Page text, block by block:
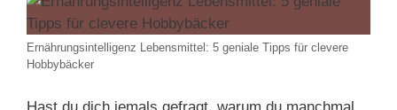
Ernährungsintelligenz Lebensmittel: 5 geniale Tipps für clevere
Hobbybäcker
Hast du dich jemals gefragt, warum du manchmal